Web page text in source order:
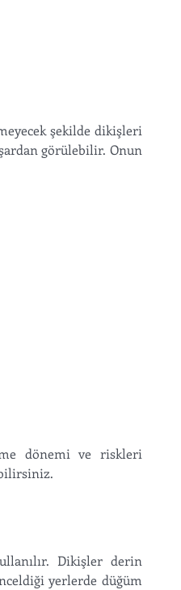
şekilde dikişleri
görülebilir. Onun
dönemi ve riskleri
Dikişler derin
yerlerde düğüm